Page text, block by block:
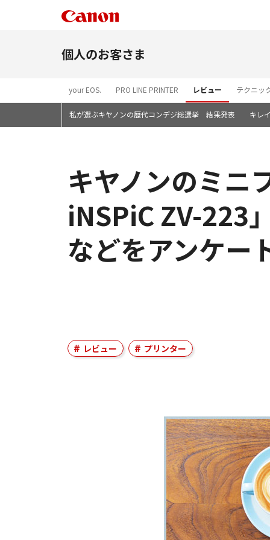
個人のお客さま
your EOS. PRO LINE PRINTER レビュー テクニッ
私が選ぶキヤノンの歴代コンデジ総選挙 結果発表 キレ
キヤノンのミニ
iNSPiC ZV-223
などをアンケー
レビュー プリンター